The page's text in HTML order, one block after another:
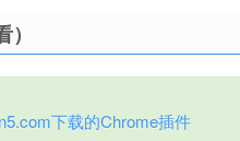
下载的Chrome插件